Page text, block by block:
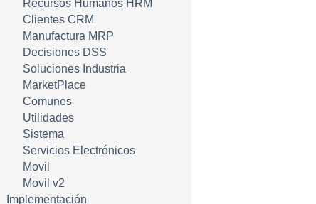
Recursos Humanos HRM
Clientes CRM
Manufactura MRP
Decisiones DSS
Soluciones Industria
MarketPlace
Comunes
Utilidades
Sistema
Servicios Electrónicos
Movil
Movil v2
Implementación